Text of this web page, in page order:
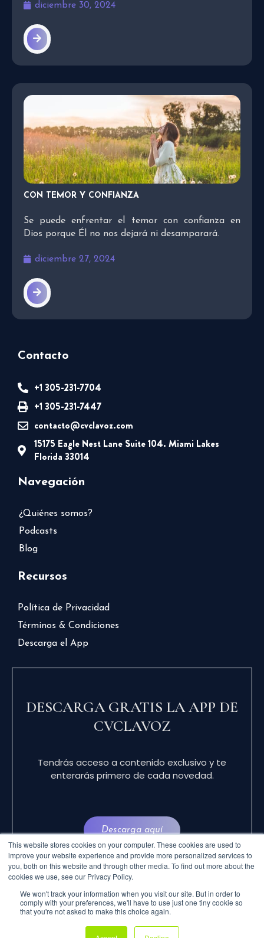
This website stores cookies on your computer. These cookies are used to
improve your website experience and provide more personalized services to
you, both on this website and through other media. To find out more about the
cookies we use, see our Privacy Policy.
We won't track your information when you visit our site. But in order to
comply with your preferences, we'll have to use just one tiny cookie so
that you're not asked to make this choice again.
diciembre 30, 2024
CON TEMOR Y CONFIANZA
Se puede enfrentar el temor con confianza en
Dios porque Él no nos dejará ni desamparará.
diciembre 27, 2024
Contacto
+1 305-231-7704
+1 305-231-7447
contacto@cvclavoz.com
15175 Eagle Nest Lane Suite 104. Miami Lakes
Florida 33014
Navegación
¿Quiénes somos?
Podcasts
Blog
Recursos
Política de Privacidad
Términos & Condiciones
Descarga el App
DESCARGA GRATIS LA APP DE
CVCLAVOZ
Tendrás acceso a contenido exclusivo y te
enterarás primero de cada novedad.
Descarga aquí
© 2024 CVCLAVOZ . TODOS LOS DERECHOS